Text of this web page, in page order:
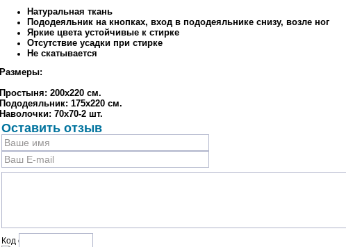
Натуральная ткань
Пододеяльник на кнопках, вход в пододеяльнике снизу, возле ног
Яркие цвета устойчивые к стирке
Отсутствие усадки при стирке
Не скатывается
Размеры:
Простыня: 200х220 см.
Пододеяльник: 175х220 см.
Наволочки: 70х70-2 шт.
Оставить отзыв
Код с рисунка: